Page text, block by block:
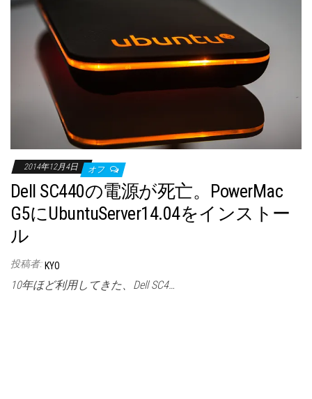
2014年12月4日 オフ
Dell SC440の電源が死亡。PowerMac
G5にUbuntuServer14.04をインストー
ル
投稿者: KYO
10年ほど利用してきた、Dell SC4…